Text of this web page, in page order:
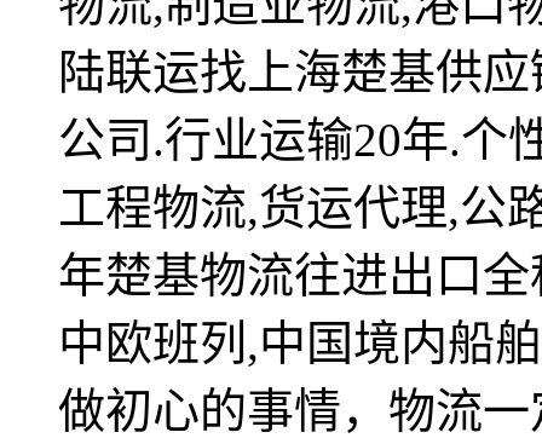
陆联运找上海楚基供
公司.行业运输20年.个
工程物流,货运代理,公
年楚基物流往进出口
中欧班列,中国境内船
做初心的事情，物流